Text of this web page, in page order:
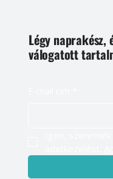
Légy naprakész,
válogatott